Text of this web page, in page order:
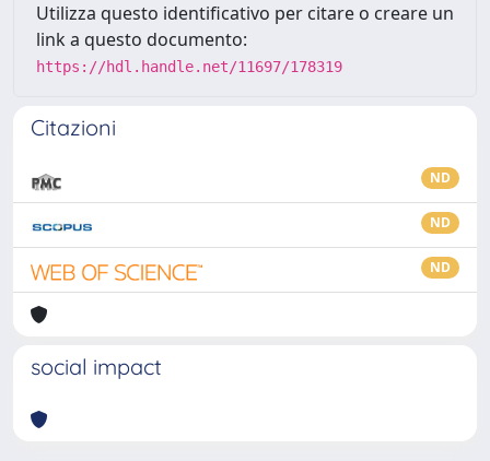
Utilizza questo identificativo per citare o creare un
link a questo documento:
https://hdl.handle.net/11697/178319
Citazioni
ND
ND
ND
social impact